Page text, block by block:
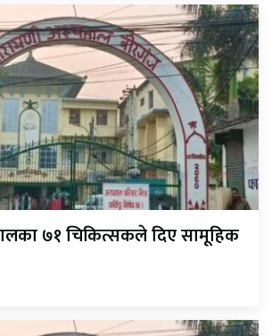
७१ चिकित्सकले दिए सामूहिक